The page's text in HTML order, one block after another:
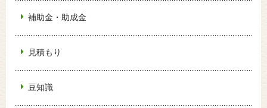
補助金・助成金
見積もり
豆知識